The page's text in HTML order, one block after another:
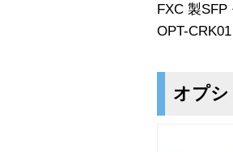
FXC 製
OPT-
オプシ